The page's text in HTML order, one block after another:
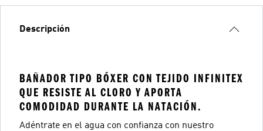
Descripción
BAÑADOR TIPO BÓXER CON TEJIDO INFINITEX
QUE RESISTE AL CLORO Y APORTA
COMODIDAD DURANTE LA NATACIÓN.
Adéntrate en el agua con confianza con nuestro